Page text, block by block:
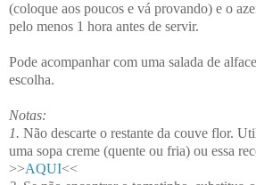
(coloque aos poucos e vá provando) e o
pelo menos 1 hora antes de servir.
Pode acompanhar com uma salada de
escolha.
Notas:
1. Não descarte o restante da couve flor.
uma sopa creme (quente ou fria) ou essa
>>AQUI<<